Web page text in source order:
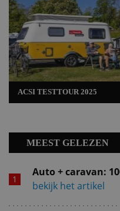
ACSI TESTTOUR 2025
MEEST GELEZEN
Auto + caravan:
bekijk het artikel